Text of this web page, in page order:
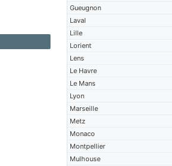
Gueugnon
Laval
Lille
Lorient
Lens
Le Havre
Le Mans
Lyon
Marseille
Metz
Monaco
Montpellier
Mulhouse